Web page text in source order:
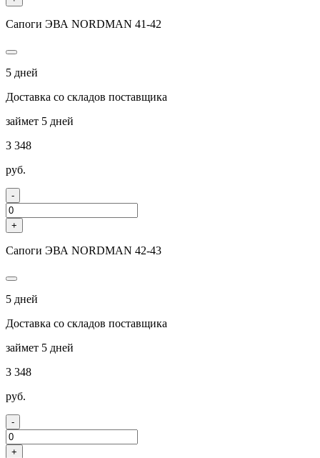
Сапоги ЭВА NORDMAN 41-42
5 дней
Доставка со складов поставщика
займет 5 дней
3 348
руб.
-
+
Сапоги ЭВА NORDMAN 42-43
5 дней
Доставка со складов поставщика
займет 5 дней
3 348
руб.
-
+